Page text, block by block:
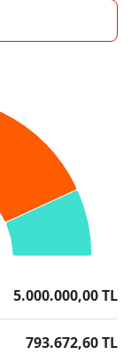
5.000.000,00 TL
793.672,60 TL